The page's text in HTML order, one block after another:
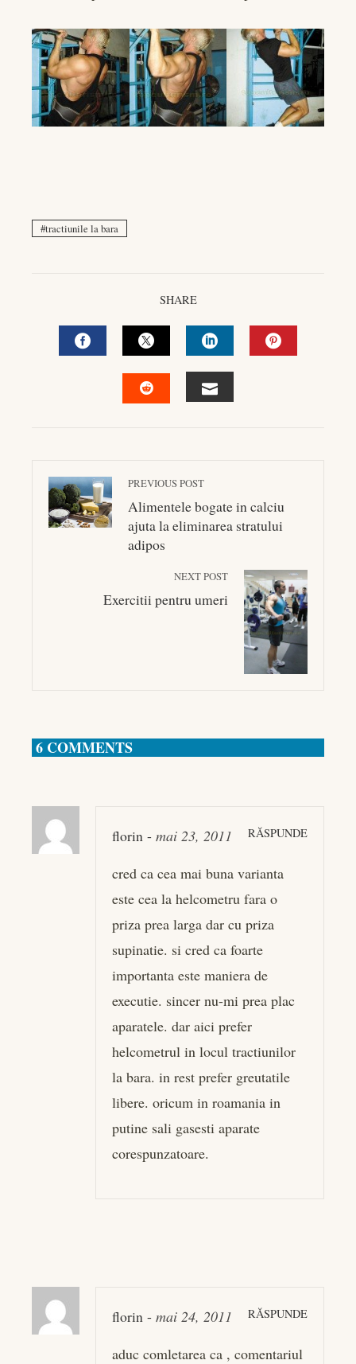
tractiunile la bara
SHARE
FACEBOOKTWITTERLINKEDIN
PREVIOUS POST
Alimentele bogate in calciu
ajuta la eliminarea stratului
adipos
NEXT POST
Exercitii pentru umeri
6 COMMENTS
florin - mai 23, 2011 RĂSPUNDE
cred ca cea mai buna varianta
este cea la helcometru fara o
priza prea larga dar cu priza
supinatie. si cred ca foarte
importanta este maniera de
executie. sincer nu-mi prea plac
aparatele. dar aici prefer
helcometrul in locul tractiunilor
la bara. in rest prefer greutatile
libere. oricum in roamania in
putine sali gasesti aparate
corespunzatoare.
florin - mai 24, 2011 RĂSPUNDE
aduc comletarea ca , comentariul